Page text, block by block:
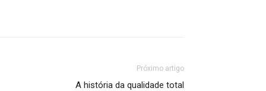
Próximo artigo
A história da qualidade total